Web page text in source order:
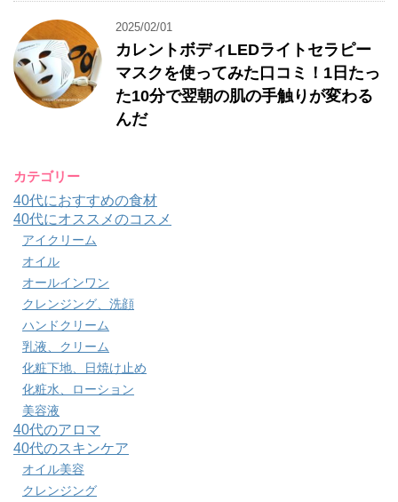
2025/02/01
カレントボディLEDライトセラピー
マスクを使ってみた口コミ！1日たっ
た10分で翌朝の肌の手触りが変わる
んだ
カテゴリー
40代におすすめの食材
40代にオススメのコスメ
アイクリーム
オイル
オールインワン
クレンジング、洗顔
ハンドクリーム
乳液、クリーム
化粧下地、日焼け止め
化粧水、ローション
美容液
40代のアロマ
40代のスキンケア
オイル美容
クレンジング